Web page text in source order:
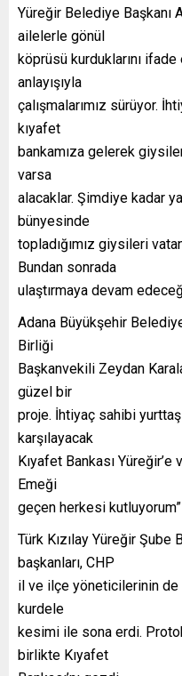
Yüreğir Belediye Başkanı
ailelerle gönül
köprüsü kurduklarını
anlayışıyla
çalışmalarımız sürüyor.
kıyafet
bankamıza gelerek
varsa
alacaklar. Şimdiye kadar
bünyesinde
topladığımız giysileri
Bundan sonrada
ulaştırmaya devam
Adana Büyükşehir
Birliği
Başkanvekili Zeydan
güzel bir
proje. İhtiyaç sahibi
karşılayacak
Kıyafet Bankası
Emeği
geçen herkesi
Türk Kızılay Yüreğir Şube
başkanları, CHP
il ve ilçe yöneticilerinin de
kurdele
kesimi ile sona erdi.
birlikte Kıyafet